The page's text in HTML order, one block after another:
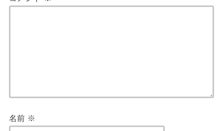
名前 ※